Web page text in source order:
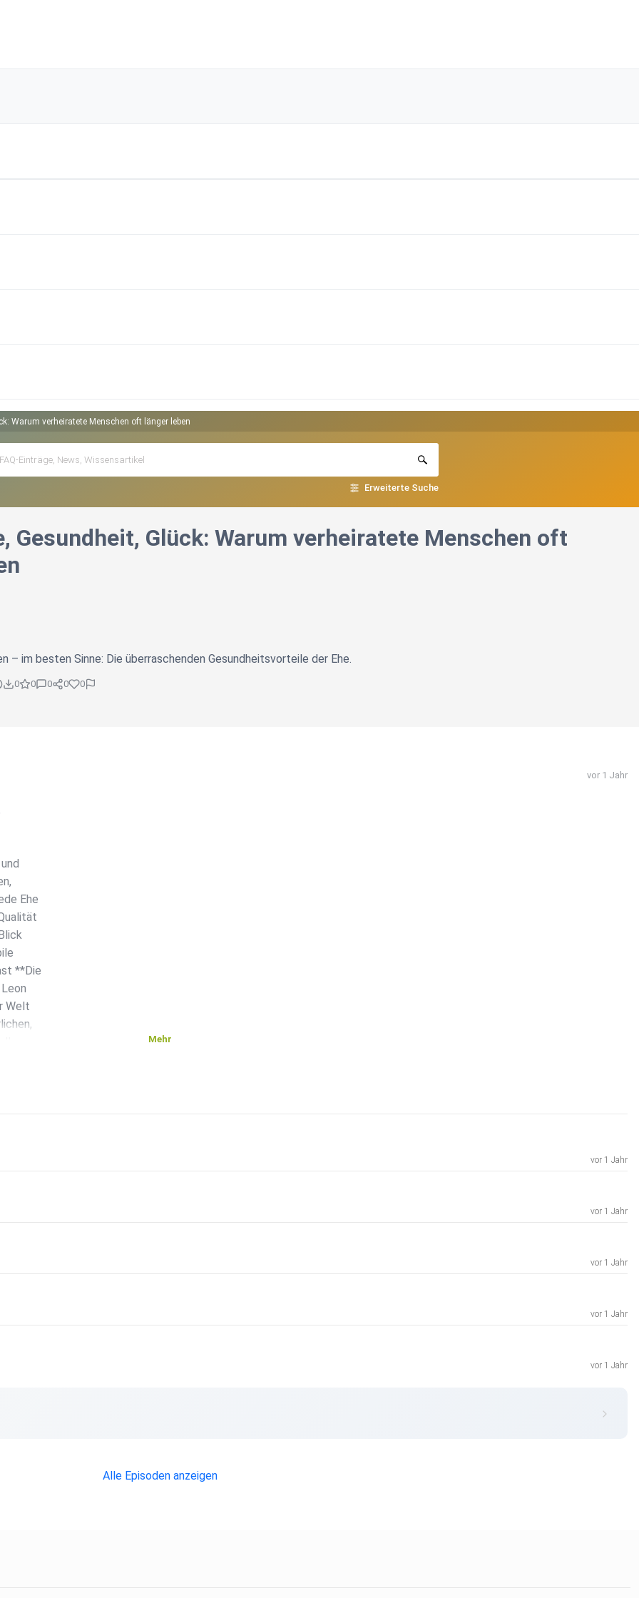
Warum verheiratete Menschen oft länger leben
Erweiterte Suche
Gesundheit, Glück: Warum verheiratete Menschen oft
– im besten Sinne: Die überraschenden Gesundheitsvorteile der Ehe.
0 0 0 0 0
vor 1 Jahr
Ehe
**Die
Welt
Mehr
vor 1 Jahr
vor 1 Jahr
vor 1 Jahr
vor 1 Jahr
vor 1 Jahr
Alle Episoden anzeigen